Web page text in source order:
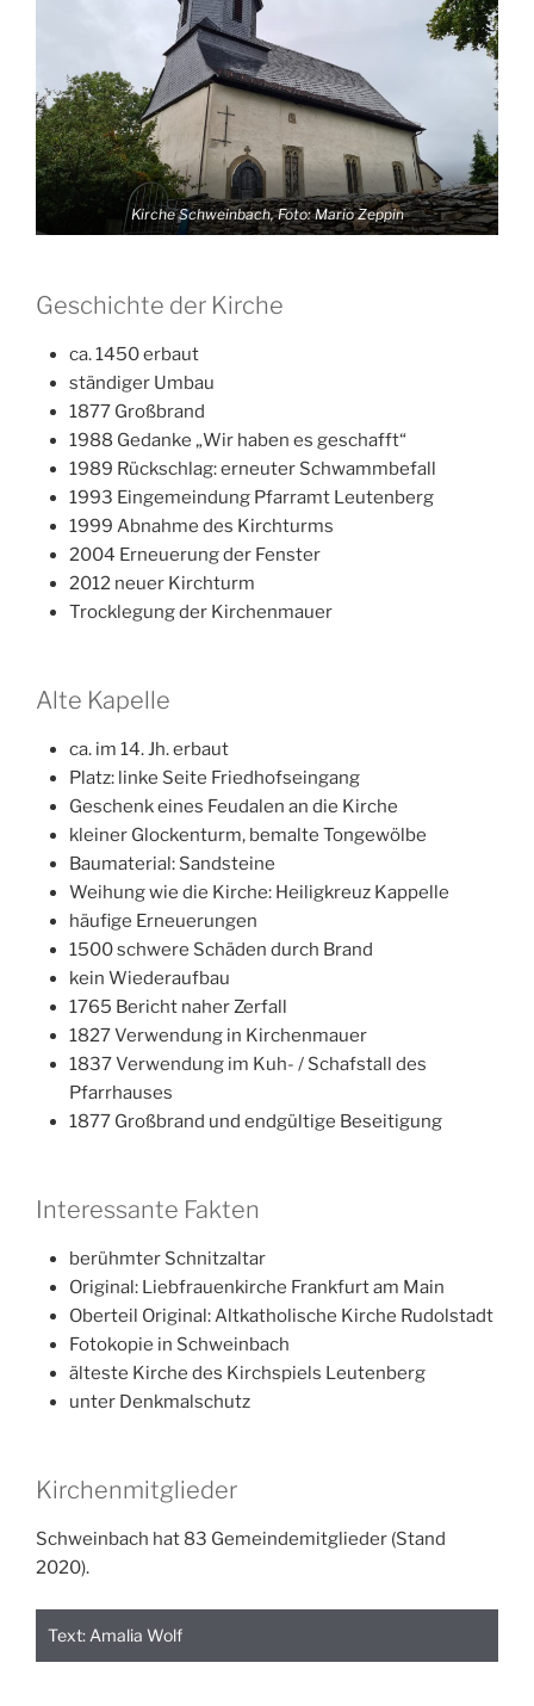
Kirche Schweinbach, Foto: Mario Zeppin
Geschichte der Kirche
ca. 1450 erbaut
ständiger Umbau
1877 Großbrand
1988 Gedanke „Wir haben es geschafft“
1989 Rückschlag: erneuter Schwammbefall
1993 Eingemeindung Pfarramt Leutenberg
1999 Abnahme des Kirchturms
2004 Erneuerung der Fenster
2012 neuer Kirchturm
Trocklegung der Kirchenmauer
Alte Kapelle
ca. im 14. Jh. erbaut
Platz: linke Seite Friedhofseingang
Geschenk eines Feudalen an die Kirche
kleiner Glockenturm, bemalte Tongewölbe
Baumaterial: Sandsteine
Weihung wie die Kirche: Heiligkreuz Kappelle
häufige Erneuerungen
1500 schwere Schäden durch Brand
kein Wiederaufbau
1765 Bericht naher Zerfall
1827 Verwendung in Kirchenmauer
1837 Verwendung im Kuh- / Schafstall des
Pfarrhauses
1877 Großbrand und endgültige Beseitigung
Interessante Fakten
berühmter Schnitzaltar
Original: Liebfrauenkirche Frankfurt am Main
Oberteil Original: Altkatholische Kirche Rudolstadt
Fotokopie in Schweinbach
älteste Kirche des Kirchspiels Leutenberg
unter Denkmalschutz
Kirchenmitglieder
Schweinbach hat 83 Gemeindemitglieder (Stand
2020).
Text: Amalia Wolf